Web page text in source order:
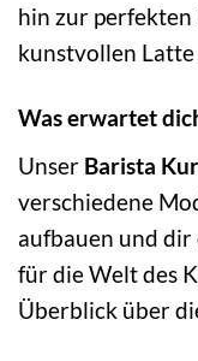
hin zur
kunstvollen Latte
Was erwartet
Unser Barista
verschiedene
aufbauen und dir
für die Welt des
Überblick über